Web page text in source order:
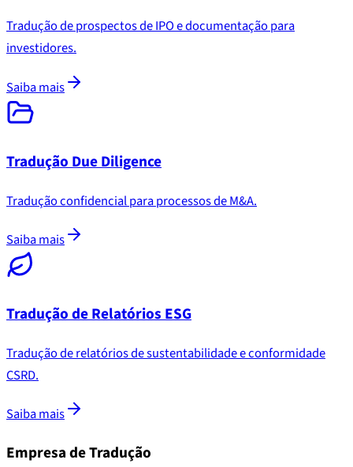
Tradução de prospectos de IPO e documentação para
investidores.
Saiba mais
Tradução Due Diligence
Tradução confidencial para processos de M&A.
Saiba mais
Tradução de Relatórios ESG
Tradução de relatórios de sustentabilidade e conformidade
CSRD.
Saiba mais
Empresa de Tradução